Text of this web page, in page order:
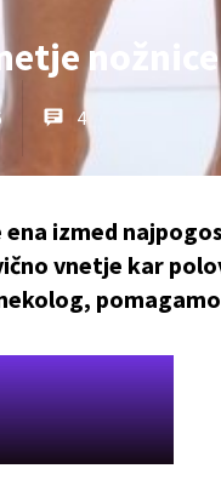
nožnice
4
izmed
vnetje kar